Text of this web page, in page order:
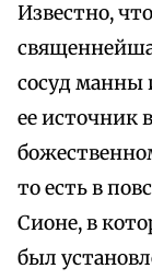
Известно,
сосуд манны
ее источник
то есть в
Сионе, в
был